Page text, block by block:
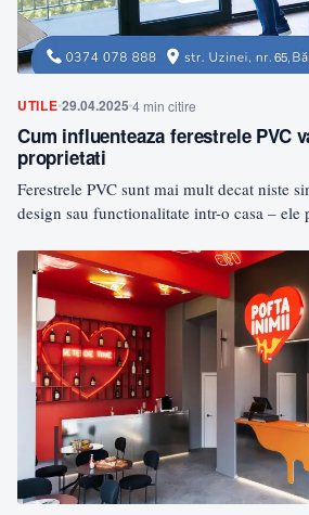
UTILE 29.04.2025 4 min citire
Cum influenteaza ferestrele PVC
proprietati
Ferestrele PVC sunt mai mult decat niste
design sau functionalitate intr-o casa –